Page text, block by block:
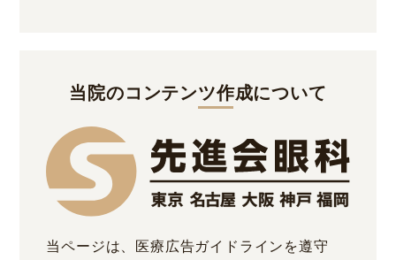
当院のコンテンツ作成について
当ページは、医療広告ガイドラインを遵守